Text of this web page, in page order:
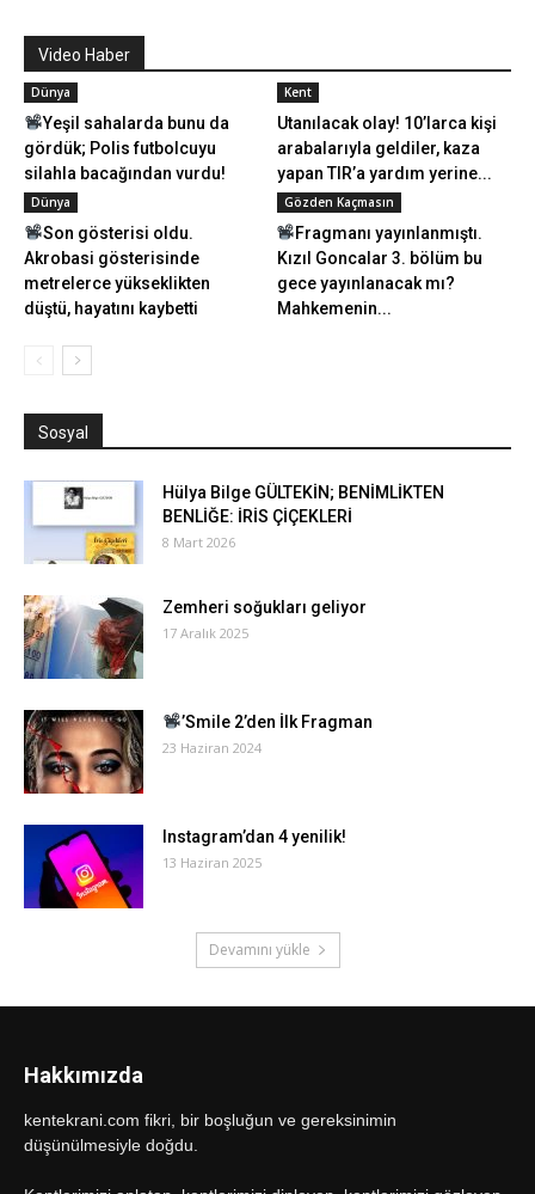
Video Haber
Dünya
Yeşil sahalarda bunu da
gördük; Polis futbolcuyu
silahla bacağından vurdu!
Kent
Utanılacak olay! 10’larca kişi
arabalarıyla geldiler, kaza
yapan TIR’a yardım yerine...
Dünya
Son gösterisi oldu.
Akrobasi gösterisinde
metrelerce yükseklikten
düştü, hayatını kaybetti
Gözden Kaçmasın
Fragmanı yayınlanmıştı.
Kızıl Goncalar 3. bölüm bu
gece yayınlanacak mı?
Mahkemenin...
Sosyal
Hülya Bilge GÜLTEKİN; BENİMLİKTEN
BENLİĞE: İRİS ÇİÇEKLERİ
8 Mart 2026
Zemheri soğukları geliyor
17 Aralık 2025
’Smile 2’den İlk Fragman
23 Haziran 2024
Instagram’dan 4 yenilik!
13 Haziran 2025
Devamını yükle
Hakkımızda
kentekrani.com fikri, bir boşluğun ve gereksinimin
düşünülmesiyle doğdu.